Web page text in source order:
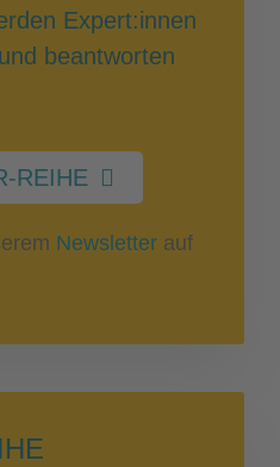
Expert:innen
beantworten
REIHE
Newsletter auf